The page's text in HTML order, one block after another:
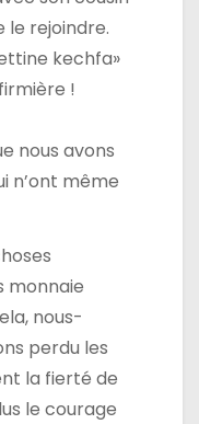
le rejoindre.
kechfa»
!
nous avons
n’ont même
monnaie
nous-
perdu les
la fierté de
le courage